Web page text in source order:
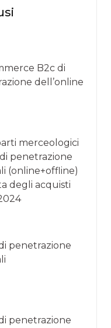
B2c di
dell’online
merceologici
penetrazione
(online+offline)
degli acquisti
penetrazione
penetrazione